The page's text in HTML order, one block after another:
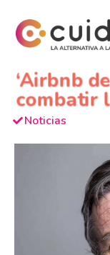
‘Airbnb
combatir
Noticias